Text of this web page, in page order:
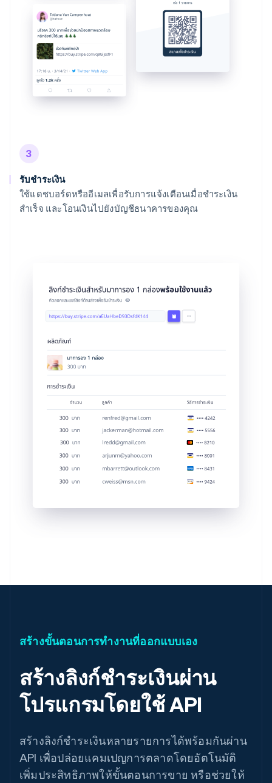
3
รับชำระเงิน
ใช้แดชบอร์ดหรืออีเมลเพื่อรับการแจ้งเตือนเมื่อชำระเงิน
สำเร็จ และโอนเงินไปยังบัญชีธนาคารของคุณ
สร้างขั้นตอนการทำงานที่ออกแบบเอง
สร้างลิงก์ชำระเงินผ่าน
โปรแกรมโดยใช้ API
สร้างลิงก์ชำระเงินหลายรายการได้พร้อมกันผ่าน
API เพื่อปล่อยแคมเปญการตลาดโดยอัตโนมัติ
เพิ่มประสิทธิภาพให้ขั้นตอนการขาย หรือช่วยให้